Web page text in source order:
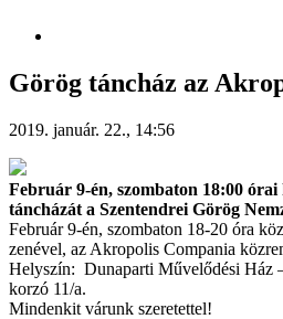
Görög táncház az
2019. január. 22., 14:56
Február 9-én, szombaton 18:00
táncházát a Szentendrei Görög
Február 9-én, szombaton 18-20 óra
zenével, az Akropolis Compania
Helyszín: Dunaparti Művelődési Ház
korzó 11/a.
Mindenkit várunk szeretettel!